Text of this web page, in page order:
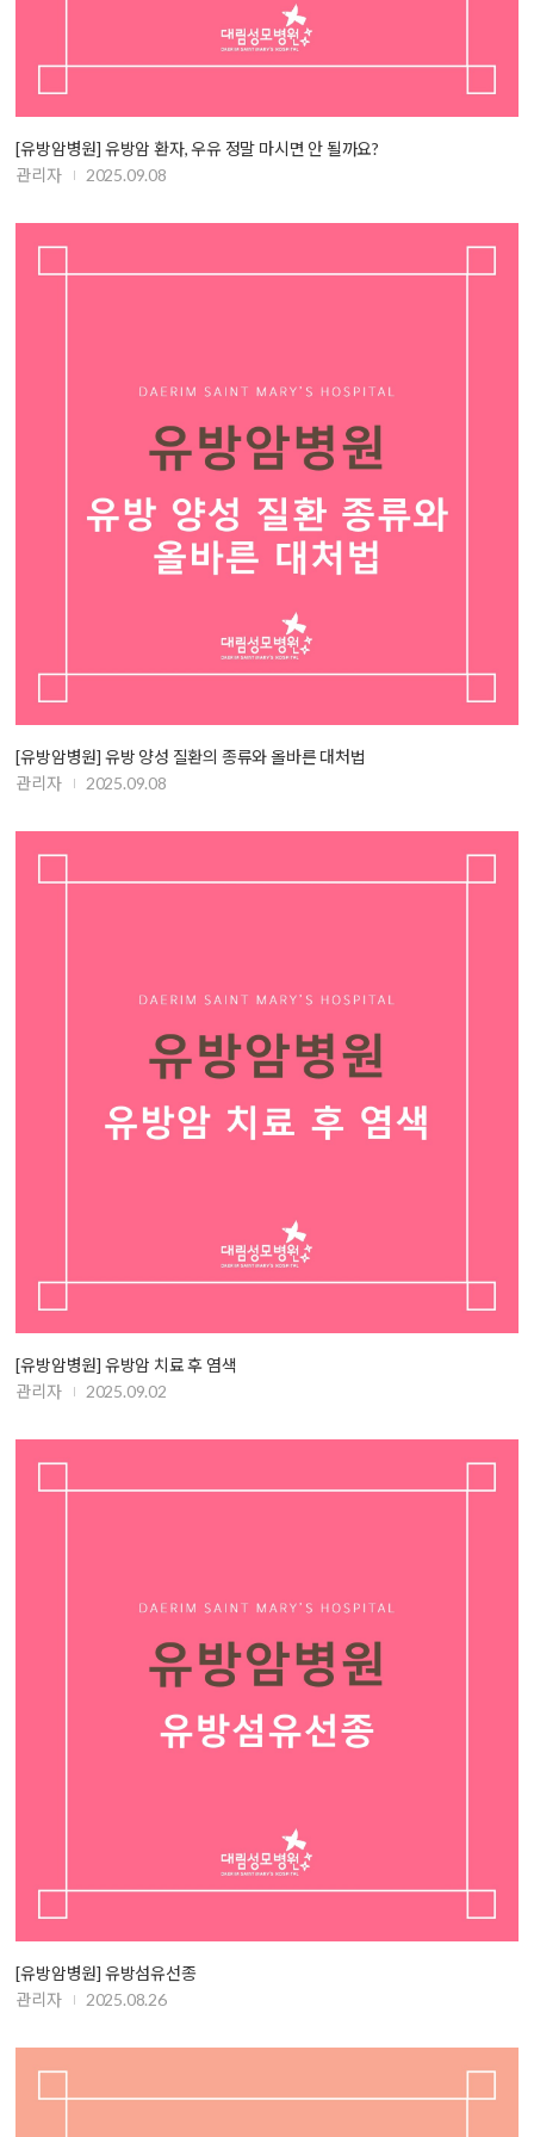
[유방암병원] 유방암 환자, 우유 정말 마시면 안 될까요?
관리자
2025.09.08
[유방암병원] 유방 양성 질환의 종류와 올바른 대처법
관리자
2025.09.08
[유방암병원] 유방암 치료 후 염색
관리자
2025.09.02
[유방암병원] 유방섬유선종
관리자
2025.08.26